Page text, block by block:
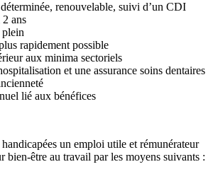
renouvelable, suivi d’un CDI
ans
plein
rapidement possible
aux minima sectoriels
et une assurance soins dentaires
lié aux bénéfices
un emploi utile et rémunérateur
bien-être au travail par les moyens suivants :